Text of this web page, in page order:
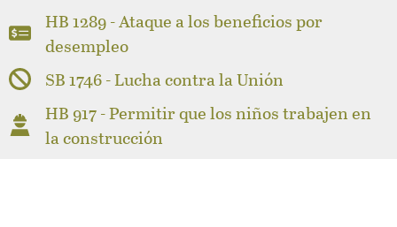
HB 1289 - Ataque a los beneficios por
desempleo
SB 1746 - Lucha contra la Unión
HB 917 - Permitir que los niños trabajen en
la construcción